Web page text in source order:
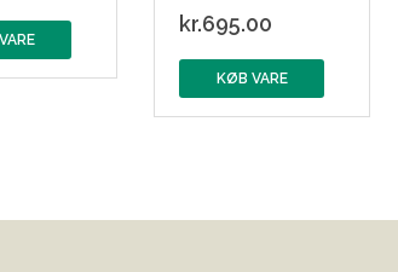
kr.695.00
KØB VARE